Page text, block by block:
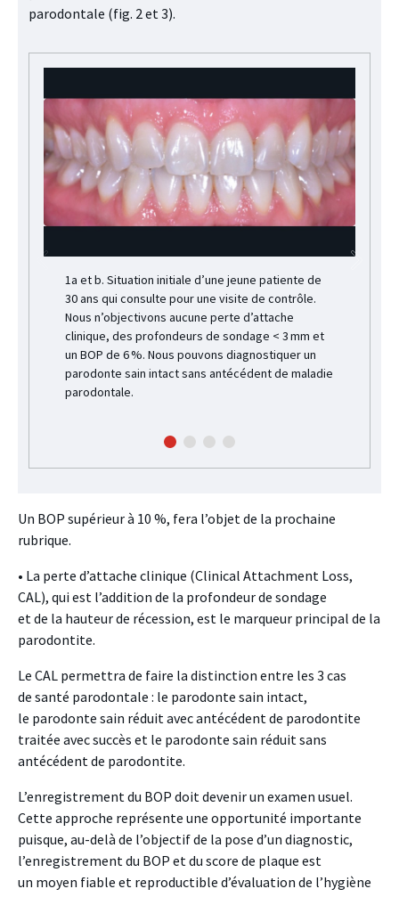
parodontale (fig. 2 et 3).
1a et b. Situation initiale d’une jeune patiente de
30 ans qui consulte pour une visite de contrôle.
Nous n’objectivons aucune perte d’attache
clinique, des profondeurs de sondage < 3 mm et
un BOP de 6 %. Nous pouvons diagnostiquer un
parodonte sain intact sans antécédent de maladie
parodontale.
Un BOP supérieur à 10 %, fera l’objet de la prochaine
rubrique.
• La perte d’attache clinique (Clinical Attachment Loss,
CAL), qui est l’addition de la profondeur de sondage
et de la hauteur de récession, est le marqueur principal de la
parodontite.
Le CAL permettra de faire la distinction entre les 3 cas
de santé parodontale : le parodonte sain intact,
le parodonte sain réduit avec antécédent de parodontite
traitée avec succès et le parodonte sain réduit sans
antécédent de parodontite.
L’enregistrement du BOP doit devenir un examen usuel.
Cette approche représente une opportunité importante
puisque, au-delà de l’objectif de la pose d’un diagnostic,
l’enregistrement du BOP et du score de plaque est
un moyen fiable et reproductible d’évaluation de l’hygiène